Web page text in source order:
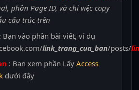
phần Page ID, và chỉ việc copy
cấu trúc trên
Bạn vào phần bài viết, ví dụ
link_trang_cua_ban/posts/
: Bạn xem phần Lấy Access
dưới đây